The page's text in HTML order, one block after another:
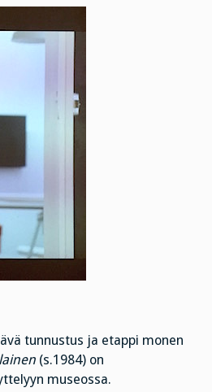
tunnustus ja etappi monen
(s.1984) on
museossa.